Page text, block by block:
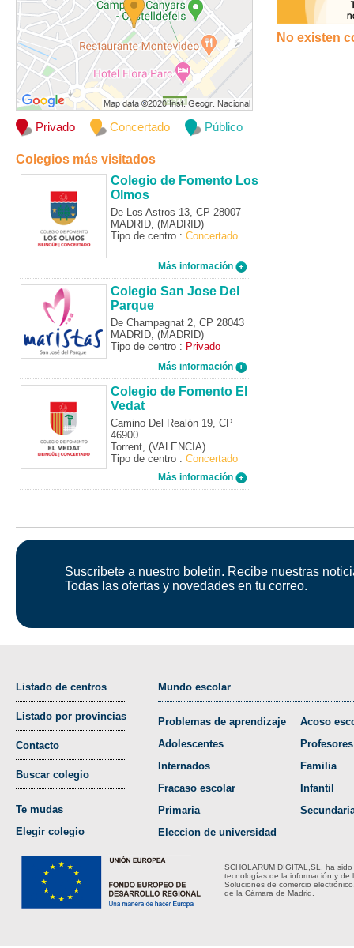
Privado Concertado Público
Colegios más visitados
Colegio de Fomento Los
Olmos
De Los Astros 13, CP 28007
MADRID, (MADRID)
Tipo de centro : Concertado
Más información
Colegio San Jose Del
Parque
De Champagnat 2, CP 28043
MADRID, (MADRID)
Tipo de centro : Privado
Más información
Colegio de Fomento El
Vedat
Camino Del Realón 19, CP
46900
Torrent, (VALENCIA)
Tipo de centro : Concertado
Más información
No existen
Suscribete a nuestro boletin. Recibe nuestras
Todas las ofertas y novedades en tu correo.
Listado de centros
Listado por provincias
Contacto
Buscar colegio
Te mudas
Elegir colegio
Mundo escolar
Problemas de aprendizaje
Adolescentes
Internados
Fracaso escolar
Primaria
Eleccion de universidad
Acoso
Profesores
Familia
Infantil
SCHOLARUM DIGITAL,SL, ha
tecnologías de la información y de
Soluciones de comercio
de la Cámara de Madrid.